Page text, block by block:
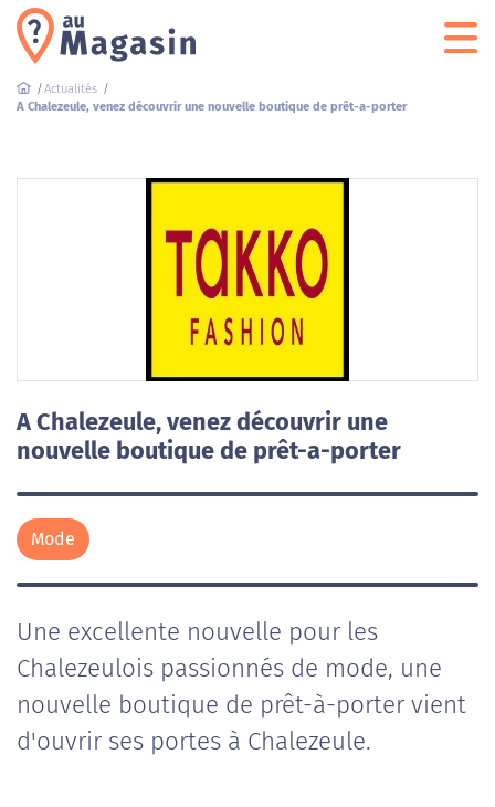
Actualités
A Chalezeule, venez découvrir une nouvelle boutique de prêt-a-porter
A Chalezeule, venez découvrir une
nouvelle boutique de prêt-a-porter
Mode
Une excellente nouvelle pour les
Chalezeulois passionnés de mode, une
nouvelle boutique de prêt-à-porter vient
d'ouvrir ses portes à Chalezeule.